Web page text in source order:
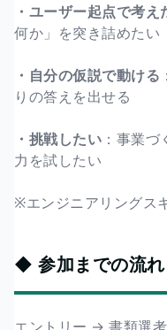
・ユーザー起点で考え
何か」を突き詰めたい
・自分の仮説で動ける
りの答えを出せる
・挑戦したい ：事業
力を試したい
※エンジニアリングス
◆ 参加までの流れ
エントリー → 書類選